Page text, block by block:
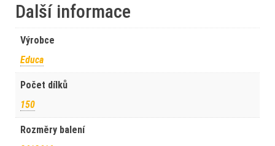
Další informace
Výrobce
Educa
Počet dílků
150
Rozměry balení